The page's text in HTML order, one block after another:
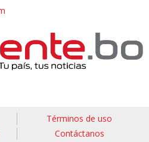
Términos de uso
Contáctanos